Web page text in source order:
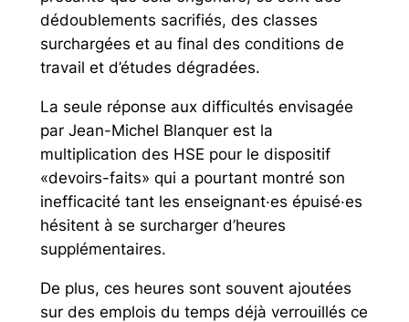
dédoublements sacrifiés, des classes
surchargées et au final des conditions de
travail et d’études dégradées.
La seule réponse aux difficultés envisagée
par Jean-Michel Blanquer est la
multiplication des HSE pour le dispositif
«devoirs-faits» qui a pourtant montré son
inefficacité tant les enseignant·es épuisé·es
hésitent à se surcharger d’heures
supplémentaires.
De plus, ces heures sont souvent ajoutées
sur des emplois du temps déjà verrouillés ce